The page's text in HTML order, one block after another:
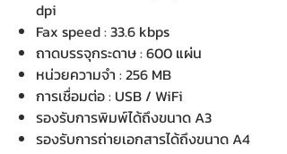
dpi
Fax speed : 33.6 kbps
ถาดบรรจุกระดาษ : 600 แผ่น
หน่วยความจำ : 256 MB
การเชื่อมต่อ : USB / WiFi
รองรับการพิมพ์ได้ถึงขนาด A3
รองรับการถ่ายเอกสารได้ถึงขนาด A4